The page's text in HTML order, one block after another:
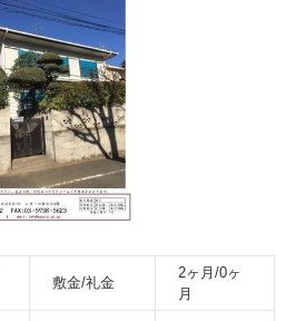
敷金/礼金
2ヶ月/0ヶ
月